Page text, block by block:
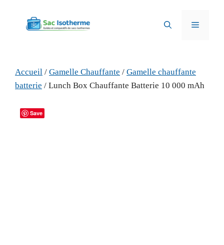
contenu
Menu
Accueil / Gamelle Chauffante / Gamelle chauffante
batterie / Lunch Box Chauffante Batterie 10 000 mAh
Save